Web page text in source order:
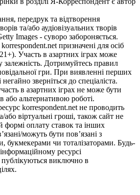
передрук та відтворення
та/або аудіовізуальних творів
Images - суворо забороняється.
призначені для осіб
Участь в азартних іграх може
залежність. Дотримуйтесь правил
гри. При виявленні перших
зверніться до спеціаліста.
в азартних іграх не може бути
або альтернативою роботі.
korrespondent.net не проводить
або віртуальні гроші, також сайт не
формі оплату ставок та інших
можуть бути пов’язані з
букмекерами чи тоталізаторами. Будь-
ресурсі
виключно в